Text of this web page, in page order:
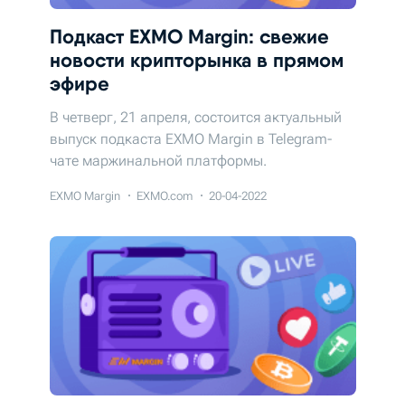
Подкаст EXMO Margin: свежие
новости крипторынка в прямом
эфире
В четверг, 21 апреля, состоится актуальный
выпуск подкаста EXMO Margin в Telegram-
чате маржинальной платформы.
EXMO Margin EXMO.com 20-04-2022